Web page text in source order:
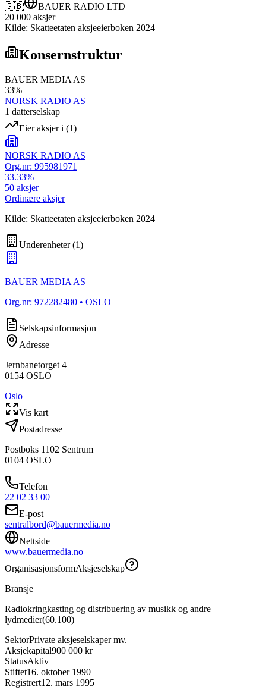
🇬🇧
BAUER RADIO LTD
20 000 aksjer
Kilde: Skatteetaten aksjeeierboken 2024
Konsernstruktur
BAUER MEDIA AS
33%
NORSK RADIO AS
1 datterselskap
Eier aksjer i (1)
NORSK RADIO AS
Org.nr: 995981971
33.33%
50 aksjer
Ordinære aksjer
Kilde: Skatteetaten aksjeeierboken 2024
Underenheter(1)
BAUER MEDIA AS
Org.nr: 972282480 • OSLO
Selskapsinformasjon
Adresse
Jernbanetorget 4
0154 OSLO
Oslo
Vis kart
Postadresse
Postboks 1102 Sentrum
0104 OSLO
Telefon
22 02 33 00
E-post
sentralbord@bauermedia.no
Nettside
www.bauermedia.no
OrganisasjonsformAksjeselskap
Bransje
Radiokringkasting og distribuering av musikk og andre
lydmedier(60.100)
SektorPrivate aksjeselskaper mv.
Aksjekapital900 000 kr
StatusAktiv
Stiftet16. oktober 1990
Registrert12. mars 1995